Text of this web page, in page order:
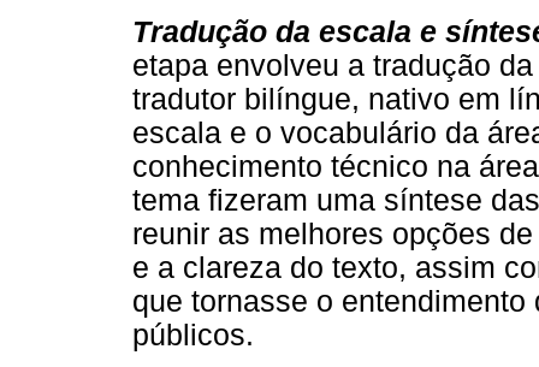
Tradução da escala e
etapa envolveu a tradução
tradutor bilíngue, nativo em
escala e o vocabulário da
conhecimento técnico na
tema fizeram uma síntese
reunir as melhores opções
e a clareza do texto, assim
que tornasse o
públicos.